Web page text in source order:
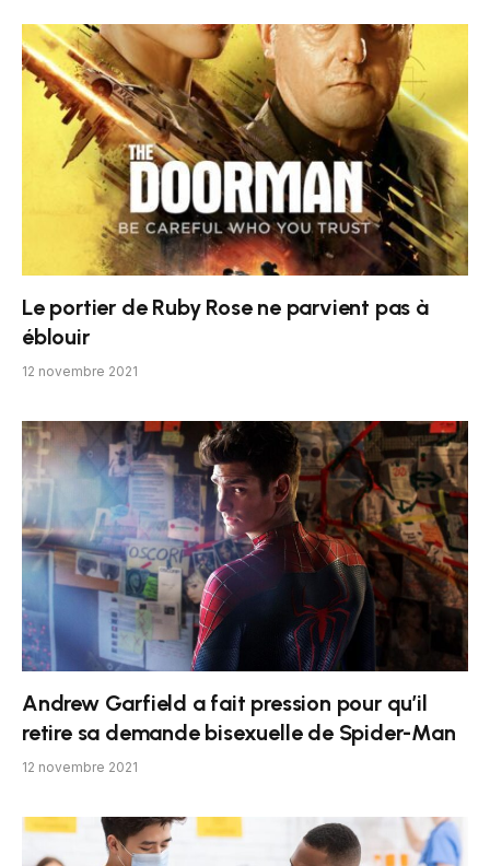
Le portier de Ruby Rose ne parvient pas à
éblouir
12 novembre 2021
Andrew Garfield a fait pression pour qu’il
retire sa demande bisexuelle de Spider-Man
12 novembre 2021